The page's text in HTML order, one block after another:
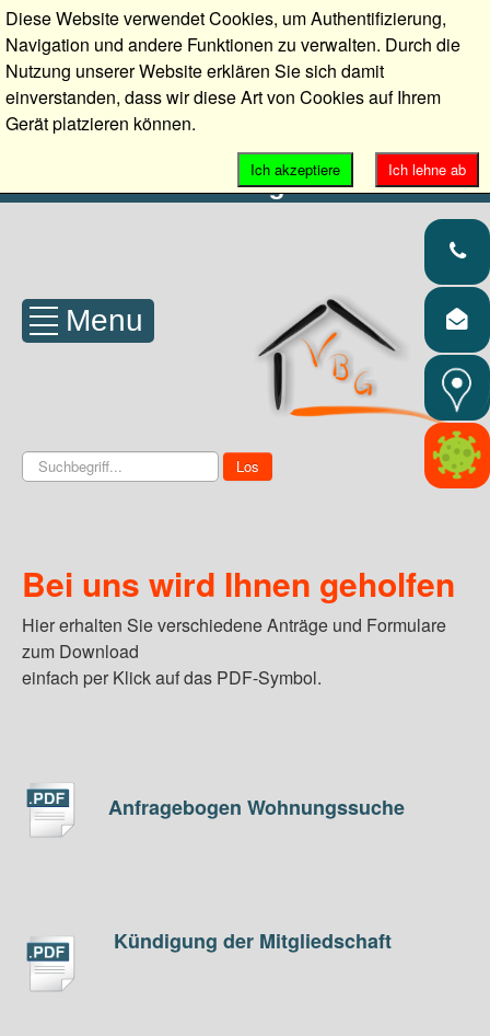
09421 30475
KONTAKT
info@volksheim-straubing.de
Volksheim-Baugenossenschaft
Straubing eG
Menu
Suchen Los
Bei uns wird Ihnen geholfen
Hier erhalten Sie verschiedene Anträge und Formulare
zum Download
einfach per Klick auf das PDF-Symbol.
Anfragebogen Wohnungssuche
Kündigung der Mitgliedschaft
Diese Website verwendet Cookies, um Authentifizierung,
Navigation und andere Funktionen zu verwalten. Durch die
Nutzung unserer Website erklären Sie sich damit
einverstanden, dass wir diese Art von Cookies auf Ihrem
Gerät platzieren können.
Ich lehne ab
Ich akzeptiere